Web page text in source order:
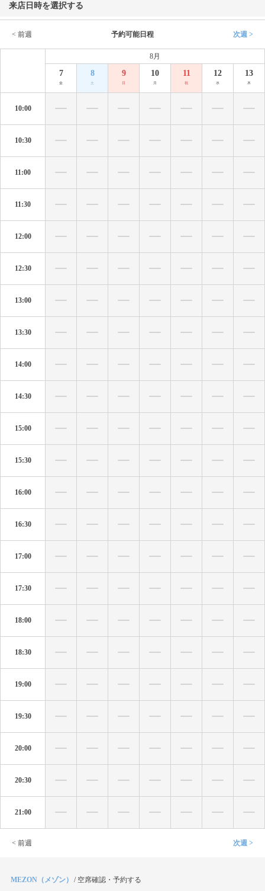
来店日時を選択する
< 前週 予約可能日程 次週 >
8月
7
金
8
土
9
日
10
月
11
祝
12
水
13
木
10:00
10:30
11:00
11:30
12:00
12:30
13:00
13:30
14:00
14:30
15:00
15:30
16:00
16:30
17:00
17:30
18:00
18:30
19:00
19:30
20:00
20:30
21:00
< 前週 次週 >
MEZON（メゾン） / 空席確認・予約する